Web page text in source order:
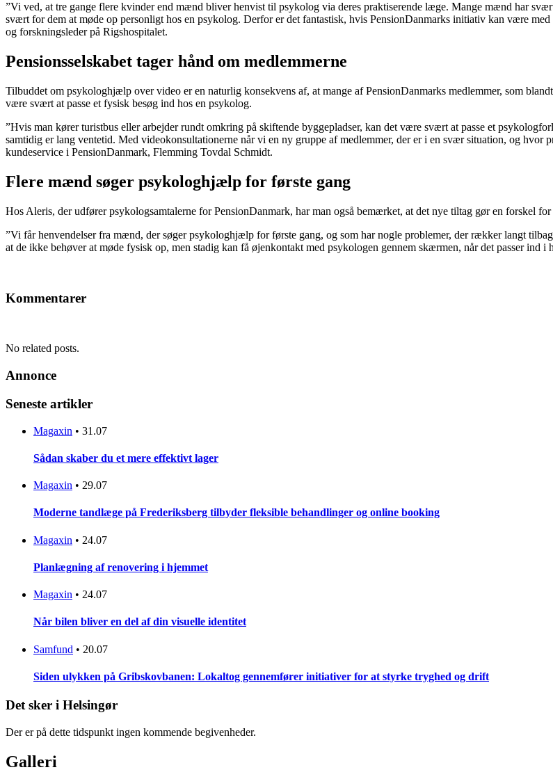
”Vi ved, at tre gange flere kvinder end mænd bliver henvist til psykolog via deres praktiserende læge. Mange mænd har
svært for dem at møde op personligt hos en psykolog. Derfor er det fantastisk, hvis PensionDanmarks initiativ kan være
og forskningsleder på Rigshospitalet.
Pensionsselskabet tager hånd om medlemmerne
Tilbuddet om psykologhjælp over video er en naturlig konsekvens af, at mange af PensionDanmarks medlemmer, som
være svært at passe et fysisk besøg ind hos en psykolog.
”Hvis man kører turistbus eller arbejder rundt omkring på skiftende byggepladser, kan det være svært at passe et
samtidig er lang ventetid. Med videokonsultationerne når vi en ny gruppe af medlemmer, der er i en svær situation, og
kundeservice i PensionDanmark, Flemming Tovdal Schmidt.
Flere mænd søger psykologhjælp for første gang
Hos Aleris, der udfører psykologsamtalerne for PensionDanmark, har man også bemærket, at det nye tiltag gør en forskel
”Vi får henvendelser fra mænd, der søger psykologhjælp for første gang, og som har nogle problemer, der rækker langt
at de ikke behøver at møde fysisk op, men stadig kan få øjenkontakt med psykologen gennem skærmen, når det passer ind
Kommentarer
No related posts.
Annonce
Seneste artikler
Magaxin • 31.07
Sådan skaber du et mere effektivt lager
Magaxin • 29.07
Moderne tandlæge på Frederiksberg tilbyder fleksible behandlinger og online booking
Magaxin • 24.07
Planlægning af renovering i hjemmet
Magaxin • 24.07
Når bilen bliver en del af din visuelle identitet
Samfund • 20.07
Siden ulykken på Gribskovbanen: Lokaltog gennemfører initiativer for at styrke tryghed og drift
Det sker i Helsingør
Der er på dette tidspunkt ingen kommende begivenheder.
Galleri